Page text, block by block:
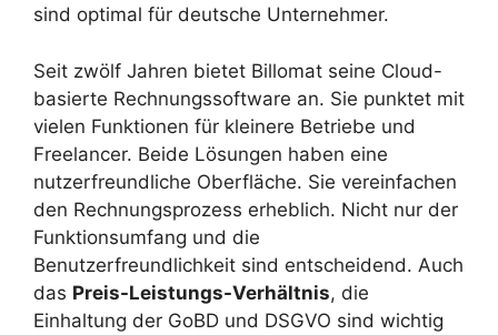
sind optimal für deutsche Unternehmer.
Seit zwölf Jahren bietet Billomat seine Cloud-
basierte Rechnungssoftware an. Sie punktet mit
vielen Funktionen für kleinere Betriebe und
Freelancer. Beide Lösungen haben eine
nutzerfreundliche Oberfläche. Sie vereinfachen
den Rechnungsprozess erheblich. Nicht nur der
Funktionsumfang und die
Benutzerfreundlichkeit sind entscheidend. Auch
das Preis-Leistungs-Verhältnis, die
Einhaltung der GoBD und DSGVO sind wichtig